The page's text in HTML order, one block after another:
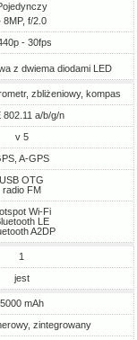
8MP, f/2.0
- 30fps
z dwiema diodami LED
zbliżeniowy, kompas
802.11 a/b/g/n
v 5
A-GPS
USB OTG
radio FM
Wi-Fi
LE
A2DP
1
jest
5000 mAh
zintegrowany